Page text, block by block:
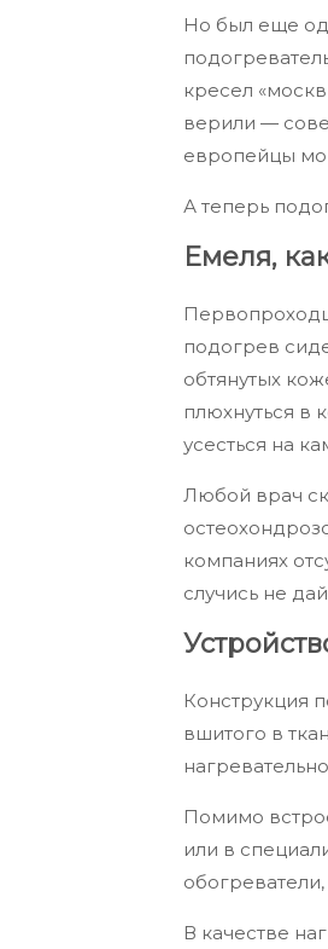
Но был еще
кресел
верили —
европейцы
А теперь
Емеля,
подогрев
обтянутых
плюхнуться в
усесться на
Любой врач
компаниях
случись не
Конструкция
вшитого в
Помимо
или в
В качестве